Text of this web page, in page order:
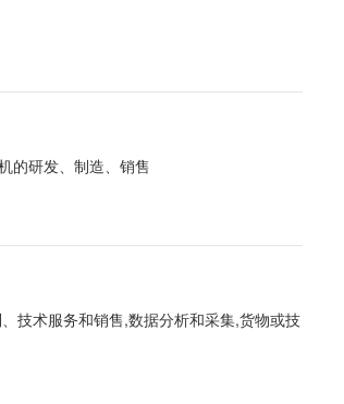
的研发、制造、销售
技术服务和销售,数据分析和采集,货物或技